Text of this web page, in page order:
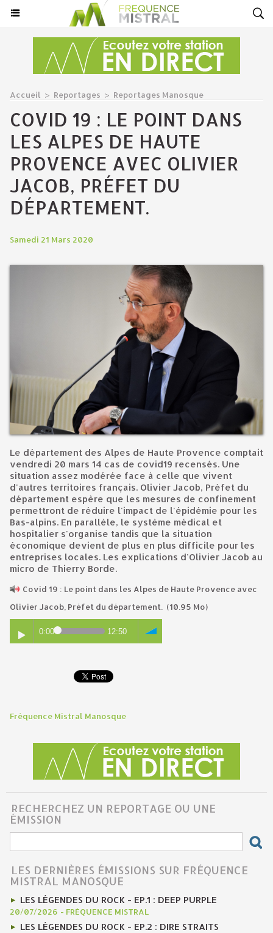
Accueil > Reportages > Reportages Manosque
COVID 19 : LE POINT DANS
LES ALPES DE HAUTE
PROVENCE AVEC OLIVIER
JACOB, PRÉFET DU
DÉPARTEMENT.
Samedi 21 Mars 2020
Le département des Alpes de Haute Provence comptait
vendredi 20 mars 14 cas de covid19 recensés. Une
situation assez modérée face à celle que vivent
d'autres territoires français. Olivier Jacob, Préfet du
département espère que les mesures de confinement
permettront de réduire l'impact de l'épidémie pour les
Bas-alpins. En parallèle, le système médical et
hospitalier s'organise tandis que la situation
économique devient de plus en plus difficile pour les
entreprises locales. Les explications d'Olivier Jacob au
micro de Thierry Borde.
Covid 19 : Le point dans les Alpes de Haute Provence avec
Olivier Jacob, Préfet du département. (10.95 Mo)
0:00 12:50
Fréquence Mistral Manosque
RECHERCHEZ UN REPORTAGE OU UNE
ÉMISSION
LES DERNIÈRES ÉMISSIONS SUR FRÉQUENCE
MISTRAL MANOSQUE
LES LÉGENDES DU ROCK - EP.1 : DEEP PURPLE
20/07/2026 - FRÉQUENCE MISTRAL
LES LÉGENDES DU ROCK - EP.2 : DIRE STRAITS